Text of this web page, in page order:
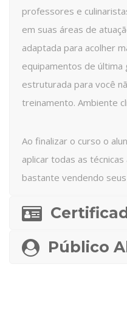
professores e
em suas áreas de
adaptada para acolher
equipamentos de última
estruturada para você
treinamento. Ambiente
Ao finalizar o curso o
aplicar todas as
bastante vendendo
Público